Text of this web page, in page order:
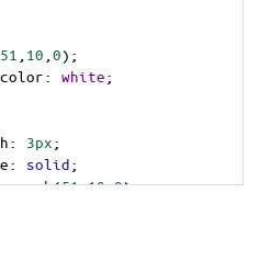
51 10 0);
color: white;
: 3px;
: solid;
: rgb(51,10,0);